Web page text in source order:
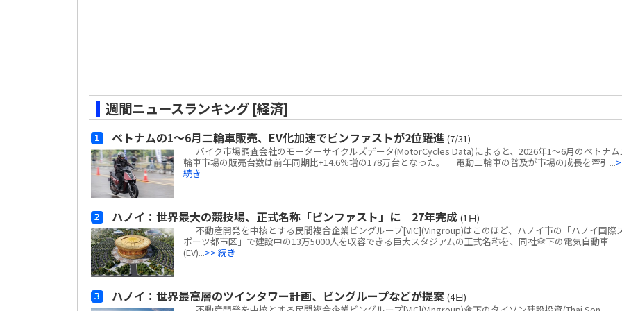
週間ニュースランキング [経済]
ベトナムの1～6月二輪車販売、EV化加速でビンファストが2位躍進 (7/31)
バイク市場調査会社のモーターサイクルズデータ(MotorCycles Data)によると、2026年1～6月のベトナム
輪車市場の販売台数は前年同期比+14.6％増の178万台となった。 電動二輪車の普及が市場の成長を牽引...
続き
ハノイ：世界最大の競技場、正式名称「ビンファスト」に 27年完成 (1日)
不動産開発を中核とする民間複合企業ビングループ[VIC](Vingroup)はこのほど、ハノイ市の「ハノイ国際
ポーツ都市区」で建設中の13万5000人を収容できる巨大スタジアムの正式名称を、同社傘下の電気自動車
(EV)...>> 続き
ハノイ：世界最高層のツインタワー計画、ビングループなどが提案 (4日)